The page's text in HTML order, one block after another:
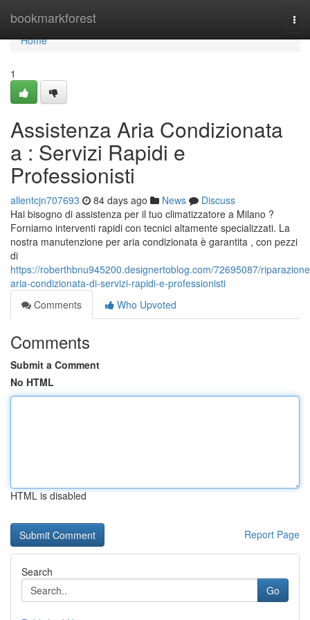
bookmarkforest
Home
Home
1
Assistenza Aria Condizionata
a : Servizi Rapidi e
Professionisti
allentcjn707693 84 days ago News
Discuss
Hai bisogno di assistenza per il tuo climatizzatore a Milano ?
Forniamo interventi rapidi con tecnici altamente specializzati. La
nostra manutenzione per aria condizionata è garantita , con pezzi
di
https://roberthbnu945200.designertoblog.com/72695087/
aria-condizionata-di-servizi-rapidi-e-professionisti
Comments
Who Upvoted
Comments
Submit a Comment
No HTML
HTML is disabled
Report Page
Search
Go